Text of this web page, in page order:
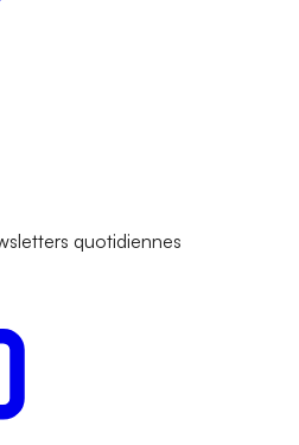
quotidiennes